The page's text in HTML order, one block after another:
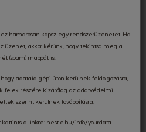
hamarosan kapsz egy rendszerüzenetet. Ha
akkor kérünk, hogy tekintsd meg a
(spam) mappát is.
adataid gépi úton kerülnek feldolgozásra,
felek részére kizárólag azadatvédelmi
szerint kerülnek továbbításra.
kattints a linkre:nestle.hu/info/yourdata
152 felhasználó